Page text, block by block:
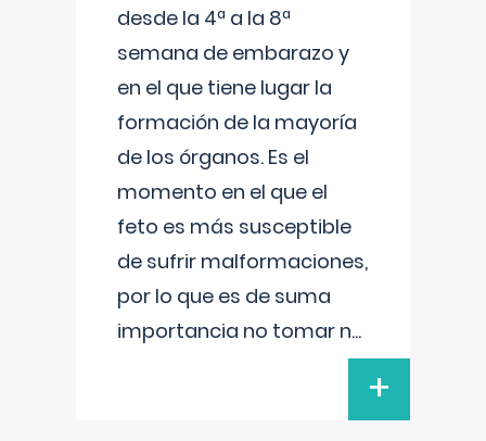
desde la 4ª a la 8ª
semana de embarazo y
en el que tiene lugar la
formación de la mayoría
de los órganos. Es el
momento en el que el
feto es más susceptible
de sufrir malformaciones,
por lo que es de suma
importancia no tomar n...
+